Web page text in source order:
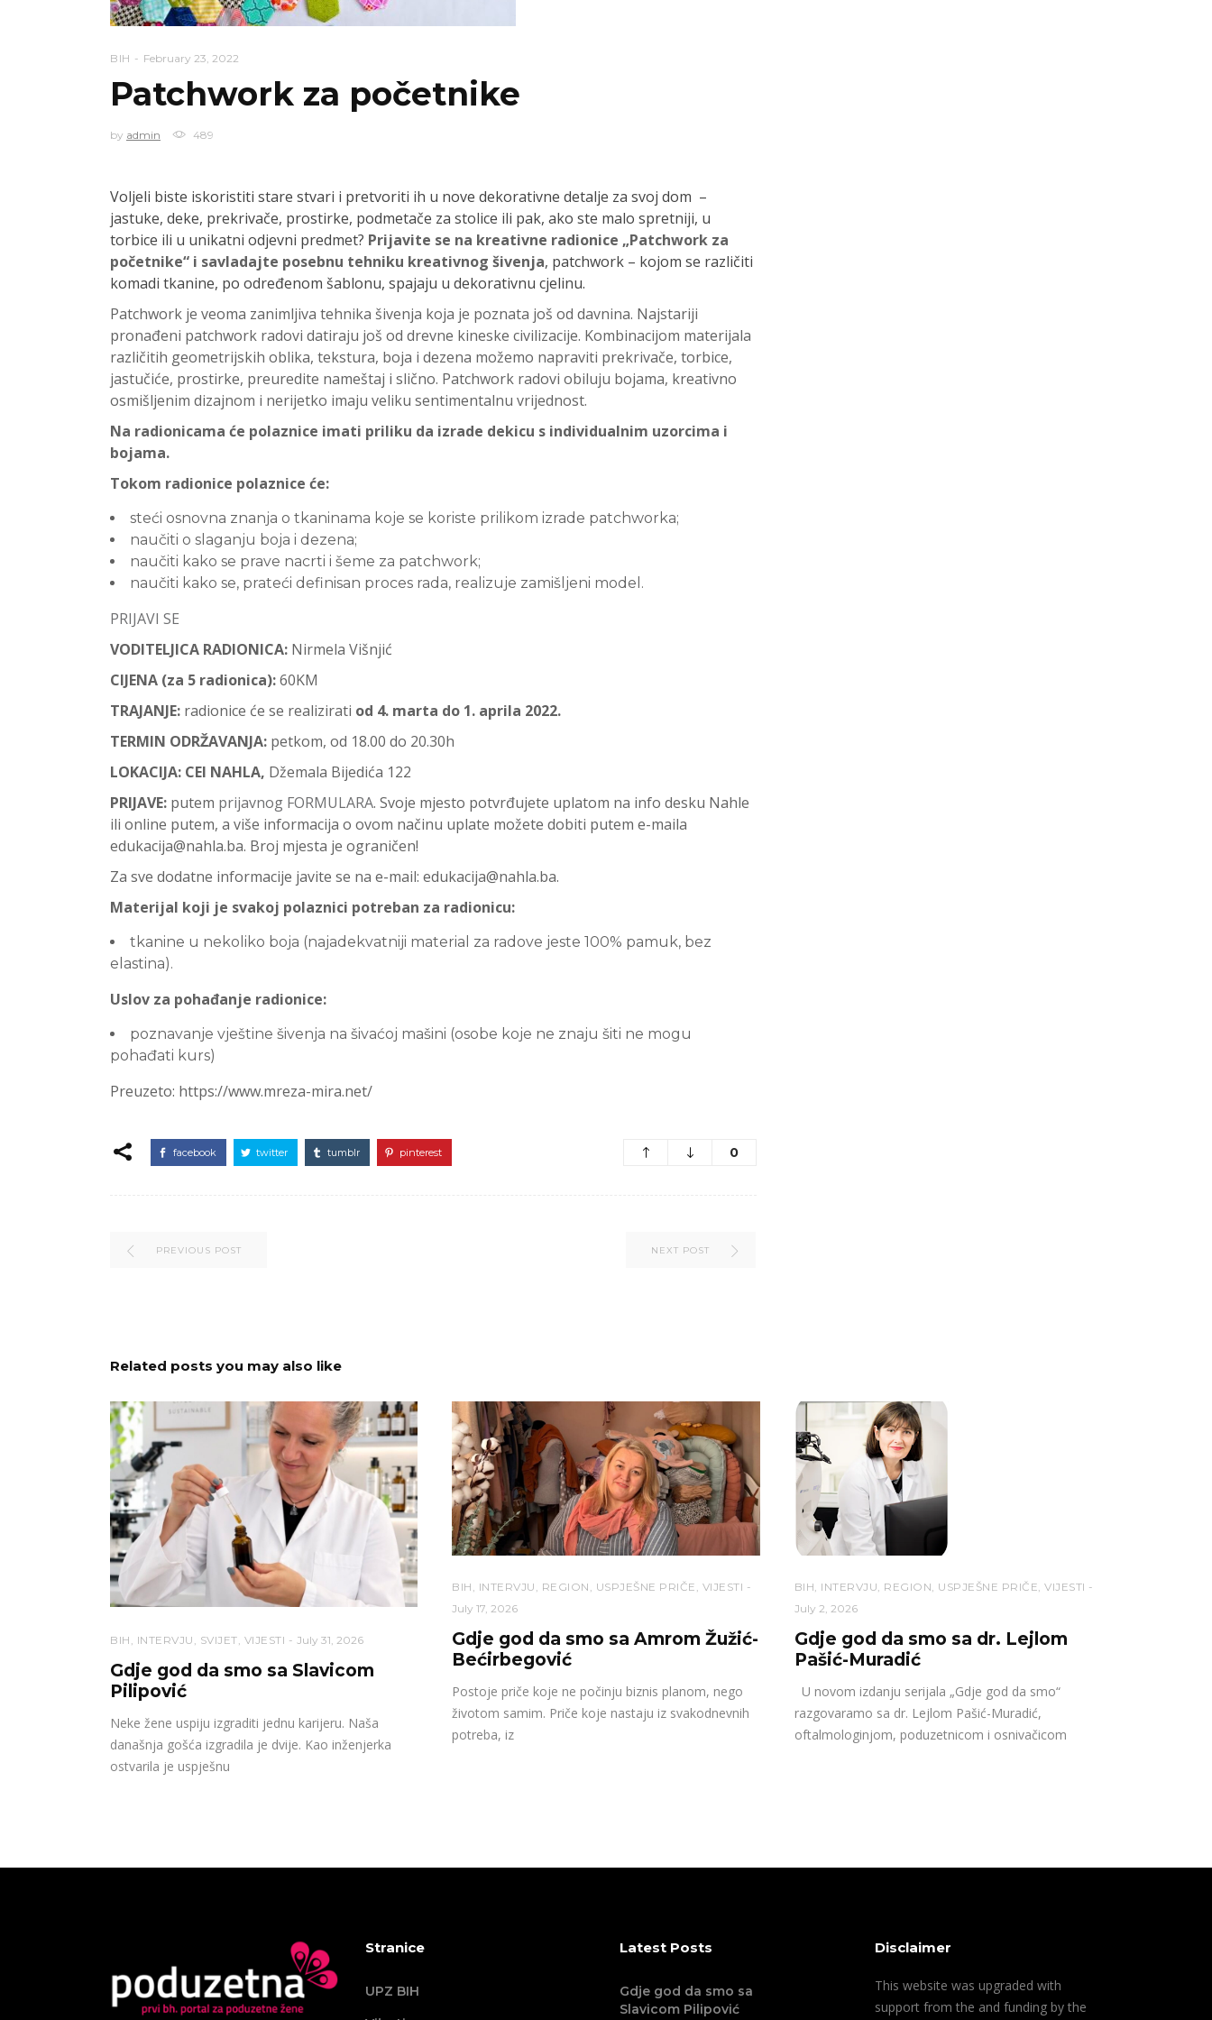
BIH February 23, 2022
Patchwork za početnike
by admin 489
Voljeli biste iskoristiti stare stvari i pretvoriti ih u nove dekorativne detalje za svoj dom –
jastuke, deke, prekrivače, prostirke, podmetače za stolice ili pak, ako ste malo spretniji, u
torbice ili u unikatni odjevni predmet? Prijavite se na kreativne radionice „Patchwork za
početnike“ i savladajte posebnu tehniku kreativnog šivenja, patchwork – kojom se različiti
komadi tkanine, po određenom šablonu, spajaju u dekorativnu cjelinu.
Patchwork je veoma zanimljiva tehnika šivenja koja je poznata još od davnina. Najstariji
pronađeni patchwork radovi datiraju još od drevne kineske civilizacije. Kombinacijom materijala
različitih geometrijskih oblika, tekstura, boja i dezena možemo napraviti prekrivače, torbice,
jastučiće, prostirke, preuredite nameštaj i slično. Patchwork radovi obiluju bojama, kreativno
osmišljenim dizajnom i nerijetko imaju veliku sentimentalnu vrijednost.
Na radionicama će polaznice imati priliku da izrade dekicu s individualnim uzorcima i
bojama.
Tokom radionice polaznice će:
steći osnovna znanja o tkaninama koje se koriste prilikom izrade patchworka;
naučiti o slaganju boja i dezena;
naučiti kako se prave nacrti i šeme za patchwork;
naučiti kako se, prateći definisan proces rada, realizuje zamišljeni model.
PRIJAVI SE
VODITELJICA RADIONICA: Nirmela Višnjić
CIJENA (za 5 radionica):60KM
TRAJANJE: radionice će se realizirati od 4. marta do 1. aprila 2022.
TERMIN ODRŽAVANJA: petkom, od 18.00 do 20.30h
LOKACIJA: CEI NAHLA, Džemala Bijedića 122
PRIJAVE: putem prijavnog FORMULARA. Svoje mjesto potvrđujete uplatom na info desku Nahle
ili online putem, a više informacija o ovom načinu uplate možete dobiti putem e-maila
edukacija@nahla.ba. Broj mjesta je ograničen!
Za sve dodatne informacije javite se na e-mail: edukacija@nahla.ba.
Materijal koji je svakoj polaznici potreban za radionicu:
tkanine u nekoliko boja (najadekvatniji material za radove jeste 100% pamuk, bez
elastina).
Uslov za pohađanje radionice:
poznavanje vještine šivenja na šivaćoj mašini (osobe koje ne znaju šiti ne mogu
pohađati kurs)
Preuzeto: https://www.mreza-mira.net/
facebook twitter tumblr pinterest 0
PREVIOUS POST NEXT POST
Related posts you may also like
BIH INTERVJU SVIJET VIJESTI July 31, 2026
Gdje god da smo sa Slavicom
Pilipović
Neke žene uspiju izgraditi jednu karijeru. Naša
današnja gošća izgradila je dvije. Kao inženjerka
ostvarila je uspješnu
BIH INTERVJU REGION USPJEŠNE PRIČE VIJESTI
July 17, 2026
Gdje god da smo sa Amrom Žužić-
Bećirbegović
Postoje priče koje ne počinju biznis planom, nego
životom samim. Priče koje nastaju iz svakodnevnih
potreba, iz
BIH, INTERVJU, REGION, USPJEŠNE PRIČE,VIJESTI
July 2, 2026
Gdje god da smo sa dr. Lejlom
Pašić-Muradić
U novom izdanju serijala „Gdje god da smo“
razgovaramo sa dr. Lejlom Pašić-Muradić,
oftalmologinjom, poduzetnicom i osnivačicom
Stranice
UPZ BIH
Latest Posts
Gdje god da smo sa
Slavicom Pilipović
Disclaimer
This website was upgraded with
support from the and funding by the